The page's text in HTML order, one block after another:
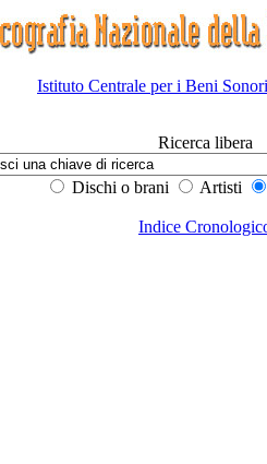
Istituto Centrale per i Beni
Ricerca libera
Dischi o brani Artisti
Indice